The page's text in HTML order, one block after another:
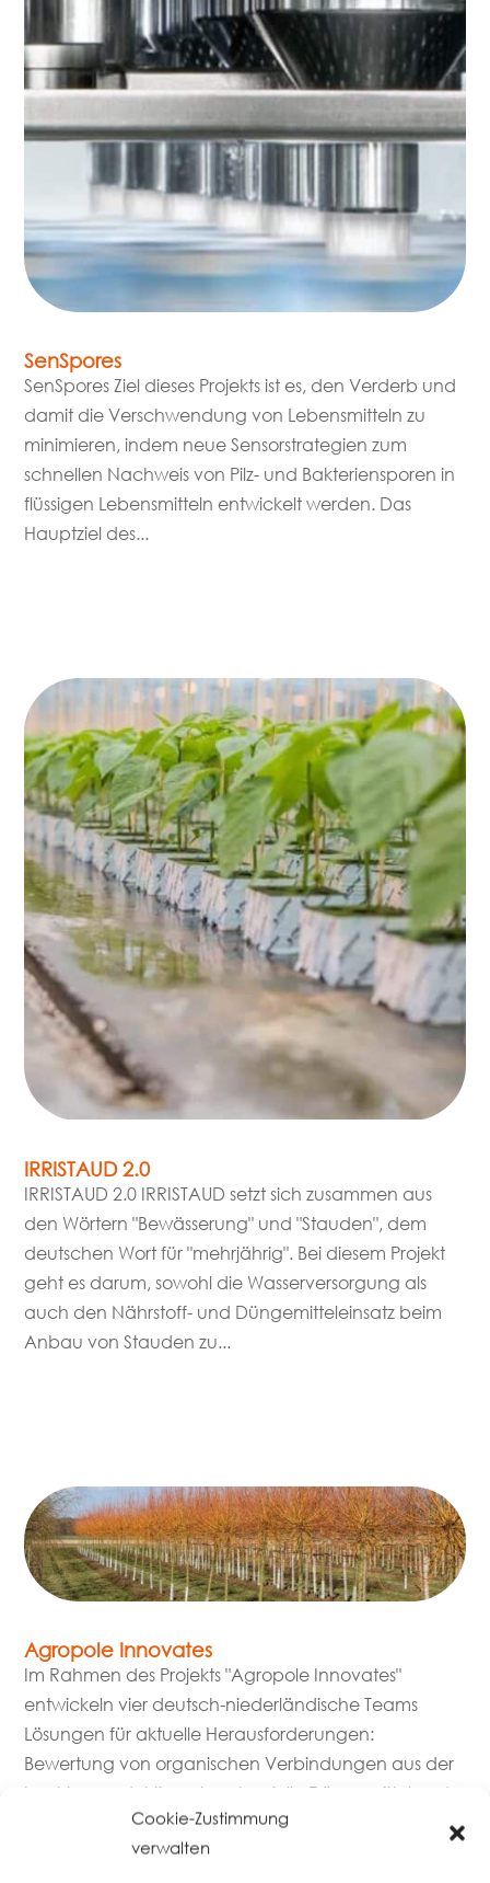
Cookie-Zustimmung
verwalten
SenSpores
SenSpores Ziel dieses Projekts ist es, den Verderb und
damit die Verschwendung von Lebensmitteln zu
minimieren, indem neue Sensorstrategien zum
schnellen Nachweis von Pilz- und Bakteriensporen in
flüssigen Lebensmitteln entwickelt werden. Das
Hauptziel des...
IRRISTAUD 2.0
IRRISTAUD 2.0 IRRISTAUD setzt sich zusammen aus
den Wörtern "Bewässerung" und "Stauden", dem
deutschen Wort für "mehrjährig". Bei diesem Projekt
geht es darum, sowohl die Wasserversorgung als
auch den Nährstoff- und Düngemitteleinsatz beim
Anbau von Stauden zu...
Agropole Innovates
Im Rahmen des Projekts "Agropole Innovates"
entwickeln vier deutsch-niederländische Teams
Lösungen für aktuelle Herausforderungen:
Bewertung von organischen Verbindungen aus der
Insektenproduktion als potenzielle Düngemittel und
Bodenverbesserer. Geringerer Einsatz...